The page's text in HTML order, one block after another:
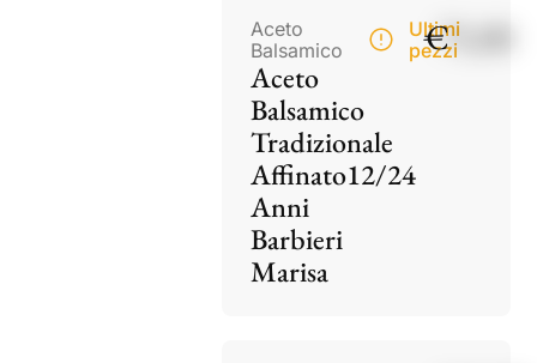
Aceto
Balsamico
Aceto
Balsamico
Tradizionale
Affinato12/24
Anni
Barbieri
Marisa
Ultimi
pezzi
€75,00